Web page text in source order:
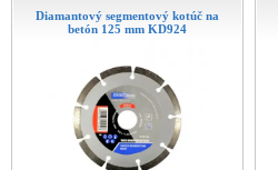
Diamantový segmentový kotúč na
betón 125 mm KD924